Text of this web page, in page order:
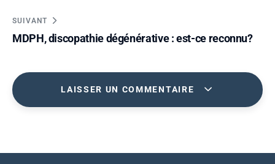
SUIVANT
MDPH, discopathie dégénérative : est-ce reconnu?
LAISSER UN COMMENTAIRE